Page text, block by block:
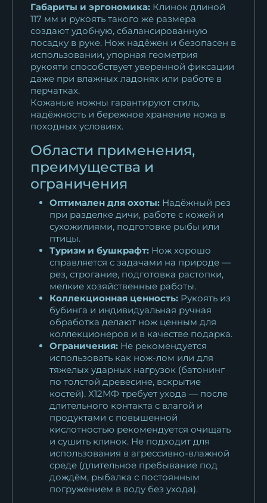
Габариты и эргономика: Клинок длиной
117 мм и рукоять такого же размера
создают удобную, сбалансированную
посадку в руке. Нож надёжен и безопасен в
использовании, упорная геометрия
рукояти способствует уверенной фиксации
даже при влажных ладонях или работе в
перчатках.
Кожаные ножны гарантируют стиль,
надёжность и бережное хранение ножа в
походных условиях.
Области применения,
преимущества и
ограничения
Оптимален для охоты: Надёжный рез
при разделке дичи, работе с кожей и
сухожилиями, подготовке рыбы или
птицы.
Туризм и бушкрафт: Нож хорошо
справляется с задачами на природе —
рез, строгание, подготовка растопки,
мелкие хозяйственные работы.
Коллекционная ценность: Рукоять из
бубинга и индивидуальная ручная
обработка делают нож ценным для
коллекционеров и в качестве подарка.
Ограничения: Не рекомендуется
использовать как нож-лом или для
тяжелых ударных нагрузок (батонинг
по толстой древесине, вскрытие
костей). Х12МФ требует ухода — после
длительного контакта с влагой и
продуктами с повышенной
кислотностью рекомендуется очищать
и сушить клинок. Не подходит для
использования в агрессивно-влажной
среде (длительное пребывание под
дождём, рыбалка с постоянным
погружением в воду без ухода).